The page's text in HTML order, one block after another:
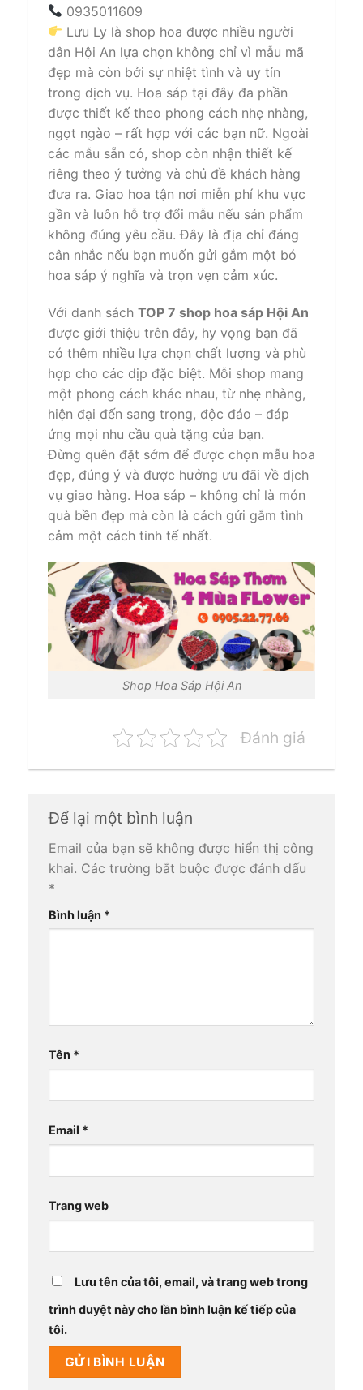
0935011609
Lưu Ly là shop hoa được nhiều người
dân Hội An lựa chọn không chỉ vì mẫu mã
đẹp mà còn bởi sự nhiệt tình và uy tín
trong dịch vụ. Hoa sáp tại đây đa phần
được thiết kế theo phong cách nhẹ nhàng,
ngọt ngào – rất hợp với các bạn nữ. Ngoài
các mẫu sẵn có, shop còn nhận thiết kế
riêng theo ý tưởng và chủ đề khách hàng
đưa ra. Giao hoa tận nơi miễn phí khu vực
gần và luôn hỗ trợ đổi mẫu nếu sản phẩm
không đúng yêu cầu. Đây là địa chỉ đáng
cân nhắc nếu bạn muốn gửi gắm một bó
hoa sáp ý nghĩa và trọn vẹn cảm xúc.
Với danh sách TOP 7 shop hoa sáp Hội An
được giới thiệu trên đây, hy vọng bạn đã
có thêm nhiều lựa chọn chất lượng và phù
hợp cho các dịp đặc biệt. Mỗi shop mang
một phong cách khác nhau, từ nhẹ nhàng,
hiện đại đến sang trọng, độc đáo – đáp
ứng mọi nhu cầu quà tặng của bạn.
Đừng quên đặt sớm để được chọn mẫu hoa
đẹp, đúng ý và được hưởng ưu đãi về dịch
vụ giao hàng. Hoa sáp – không chỉ là món
quà bền đẹp mà còn là cách gửi gắm tình
cảm một cách tinh tế nhất.
Shop Hoa Sáp Hội An
Đánh giá
Để lại một bình luận
Email của bạn sẽ không được hiển thị công
khai. Các trường bắt buộc được đánh dấu
*
Bình luận *
Tên *
Email *
Trang web
Lưu tên của tôi, email, và trang web trong
trình duyệt này cho lần bình luận kế tiếp của
tôi.